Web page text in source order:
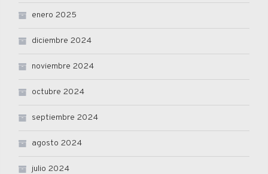
enero 2025
diciembre 2024
noviembre 2024
octubre 2024
septiembre 2024
agosto 2024
julio 2024